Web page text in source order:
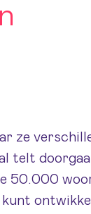
ze
telt
50.000